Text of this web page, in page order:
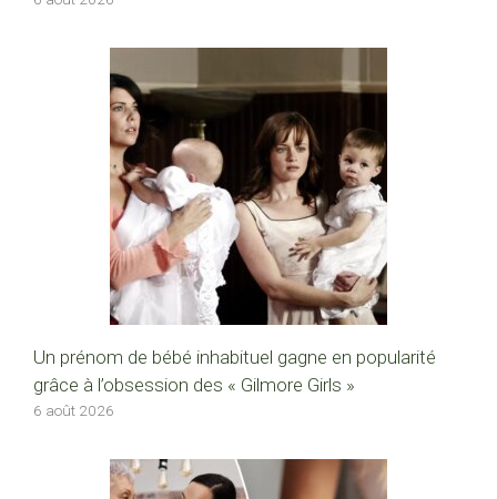
Un prénom de bébé inhabituel gagne en popularité
grâce à l’obsession des « Gilmore Girls »
6 août 2026